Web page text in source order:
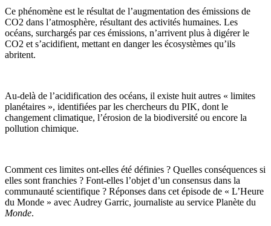
Ce phénomène est le résultat de l’augmentation des émissions de
CO2 dans l’atmosphère, résultant des activités humaines. Les
océans, surchargés par ces émissions, n’arrivent plus à digérer le
CO2 et s’acidifient, mettant en danger les écosystèmes qu’ils
abritent.
Au-delà de l’acidification des océans, il existe huit autres « limites
planétaires », identifiées par les chercheurs du PIK, dont le
changement climatique, l’érosion de la biodiversité ou encore la
pollution chimique.
Comment ces limites ont-elles été définies ? Quelles conséquences si
elles sont franchies ? Font-elles l’objet d’un consensus dans la
communauté scientifique ? Réponses dans cet épisode de « L’Heure
du Monde » avec Audrey Garric, journaliste au service Planète du
Monde.